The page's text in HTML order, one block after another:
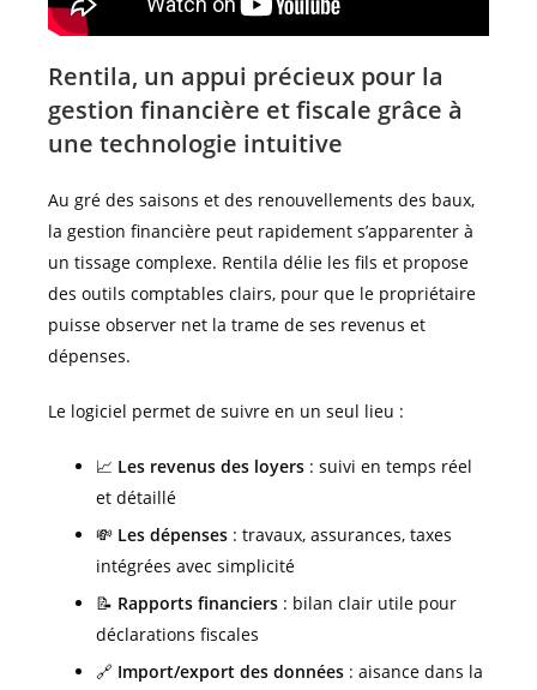
Rentila, un appui précieux pour la
gestion financière et fiscale grâce à
une technologie intuitive
Au gré des saisons et des renouvellements des baux,
la gestion financière peut rapidement s’apparenter à
un tissage complexe. Rentila délie les fils et propose
des outils comptables clairs, pour que le propriétaire
puisse observer net la trame de ses revenus et
dépenses.
Le logiciel permet de suivre en un seul lieu :
📈 Les revenus des loyers : suivi en temps réel
et détaillé
💸 Les dépenses : travaux, assurances, taxes
intégrées avec simplicité
📝 Rapports financiers : bilan clair utile pour
déclarations fiscales
🔗 Import/export des données : aisance dans la